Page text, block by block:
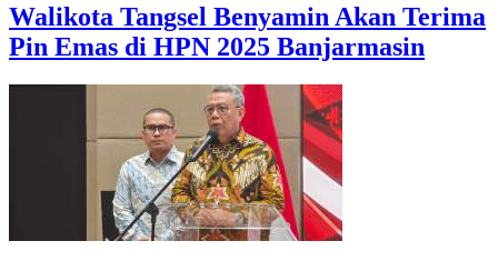
Walikota Tangsel Benyamin Akan Terima
Pin Emas di HPN 2025 Banjarmasin